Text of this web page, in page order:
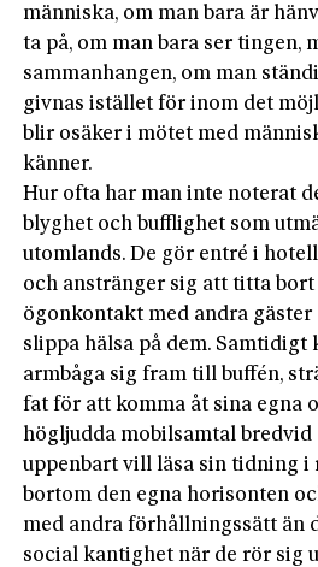
människa, om man bara är
ta på, om man bara ser tingen,
sammanhangen, om man
givnas istället för inom det
blir osäker i mötet med
känner.
Hur ofta har man inte noterat
blyghet och bufflighet som
utomlands. De gör entré i
och anstränger sig att titta bort
ögonkontakt med andra
slippa hälsa på dem. Samtidigt
armbåga sig fram till buffén,
fat för att komma åt sina egna
högljudda mobilsamtal bredvid
uppenbart vill läsa sin tidning i
bortom den egna horisonten
med andra förhållningssätt än
social kantighet när de rör sig